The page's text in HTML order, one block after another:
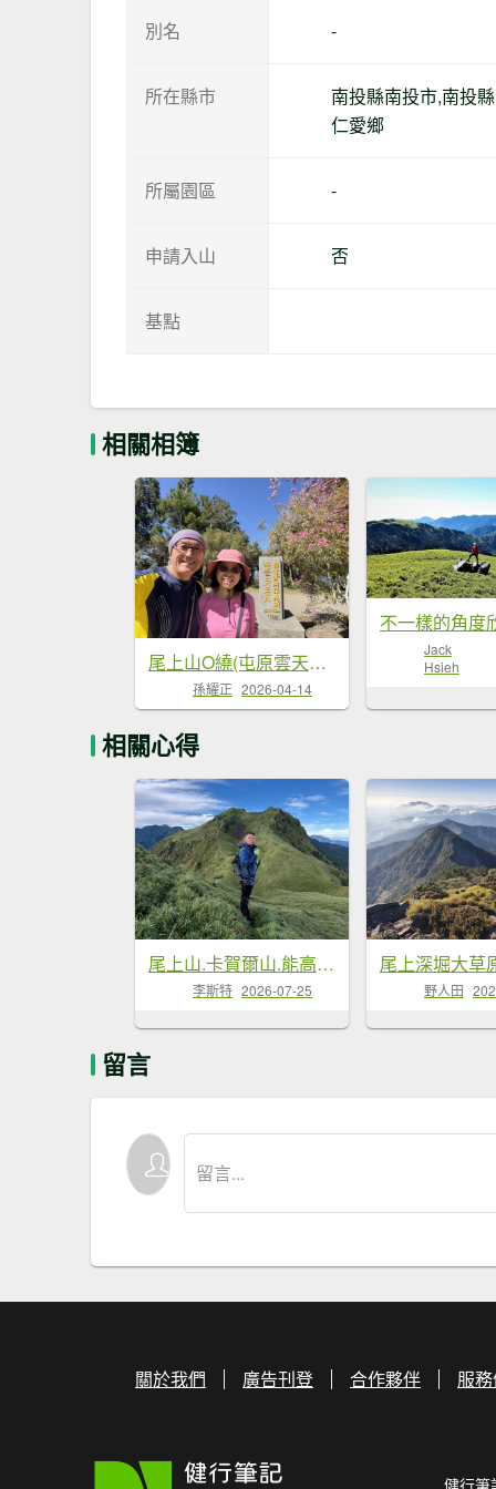
別名 -
所在縣市
南投縣南投市,南投
仁愛鄉
所屬園區 -
申請入山 否
基點
相關相簿
尾上山O繞(屯原雲天宮-...
孫耀正 2026-04-14
Jack
Hsieh
相關心得
尾上山.卡賀爾山.能高主山.奇萊南...
李斯特 2026-07-25
尾上深堀大草
野人田
留言
關於我們 廣告刊登 合作夥伴 服